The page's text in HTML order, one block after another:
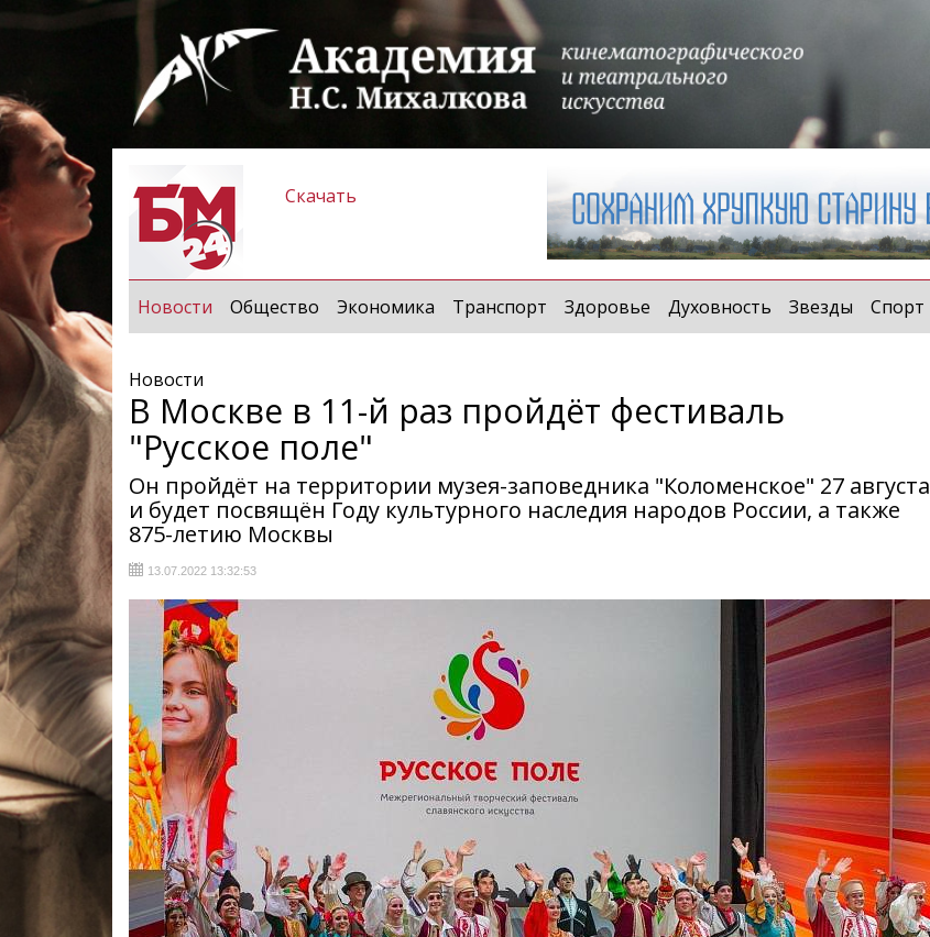
Скачать
Новости (current)
Общество Экономика Транспорт Здоровье Духовность Звезды Спорт
Новости
В Москве в 11-й раз пройдёт фестиваль
"Русское поле"
Он пройдёт на территории музея-заповедника "Коломенское" 27 августа
и будет посвящён Году культурного наследия народов России, а также
875-летию Москвы
13.07.2022 13:32:53